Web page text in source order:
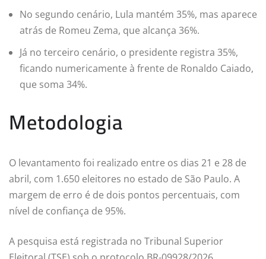
No segundo cenário, Lula mantém 35%, mas aparece
atrás de Romeu Zema, que alcança 36%.
Já no terceiro cenário, o presidente registra 35%,
ficando numericamente à frente de Ronaldo Caiado,
que soma 34%.
Metodologia
O levantamento foi realizado entre os dias 21 e 28 de
abril, com 1.650 eleitores no estado de São Paulo. A
margem de erro é de dois pontos percentuais, com
nível de confiança de 95%.
A pesquisa está registrada no Tribunal Superior